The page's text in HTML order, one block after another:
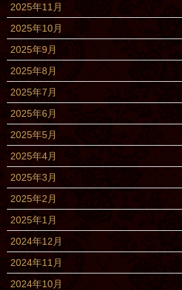
2025年11月
2025年10月
2025年9月
2025年8月
2025年7月
2025年6月
2025年5月
2025年4月
2025年3月
2025年2月
2025年1月
2024年12月
2024年11月
2024年10月